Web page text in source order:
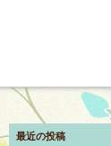
最近の投稿